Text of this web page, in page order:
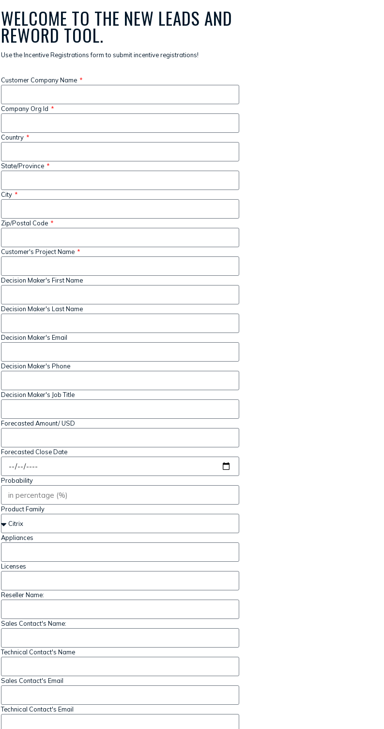
WELCOME TO THE NEW LEADS AND
REWORD TOOL.
Use the Incentive Registrations form to submit incentive registrations!
Customer Company Name
Company Org Id
Country
State/Province
City
Zip/Postal Code
Customer's Project Name
Decision Maker's First Name
Decision Maker's Last Name
Decision Maker's Email
Decision Maker's Phone
Decision Maker's Job Title
Forecasted Amount/ USD
Forecasted Close Date
Probability
Product Family
Appliances
Licenses
Reseller Name:
Sales Contact's Name:
Technical Contact's Name
Sales Contact's Email
Technical Contact's Email